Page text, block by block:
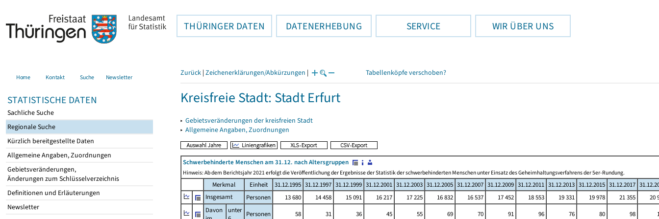
THÜRINGER DATEN DATENERHEBUNG SERVICE WIR ÜBER UNS
Home Kontakt Suche Newsletter
STATISTISCHE DATEN
Sachliche Suche
Regionale Suche
Kürzlich bereitgestellte Daten
Allgemeine Angaben, Zuordnungen
Gebietsveränderungen,
Änderungen zum Schlüsselverzeichnis
Definitionen und Erläuterungen
Newsletter
Zurück | Zeichenerklärungen/Abkürzungen | Tabellenköpfe verschoben?
Kreisfreie Stadt: Stadt Erfurt
▸ Gebietsveränderungen der kreisfreien Stadt
▸ Allgemeine Angaben, Zuordnungen
Schwerbehinderte Menschen am 31.12. nach Altersgruppen
Hinweis: Ab dem Berichtsjahr 2021 erfolgt die Veröffentlichung der Ergebnisse der Statistik der schwerbehinderten Menschen unter Einsatz des Geheimhaltungsverfahrens der 5er-Rundung.
Merkmal Einheit 31.12.1995 31.12.1997 31.12.1999 31.12.2001 31.12.2003 31.12.2005 31.12.2007 31.12.2009 31.12.2011 31.12.2013 31.12.2015 31.12.2017
Insgesamt
Personen 13 680 14 458 15 091 16 217 17 225 16 832 16 537 17 452 18 553 19 331 19 978 21 355
20
Davon
unter Personen 58 31 36 45 55 69 70 91 96 76 80 98